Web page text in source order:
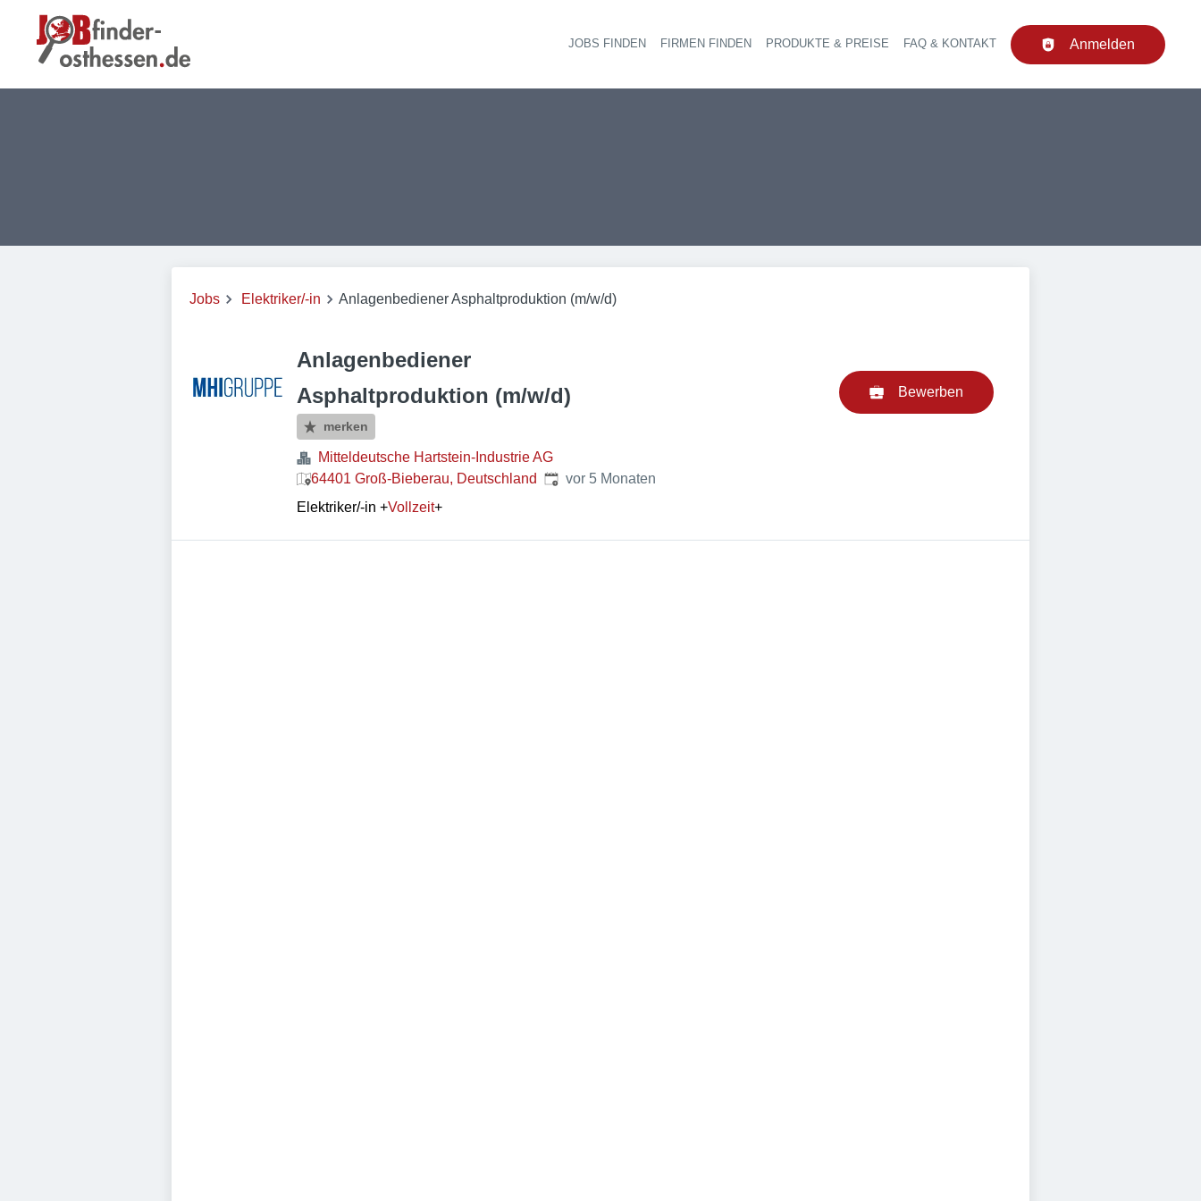
Haupt-Navigation
JOBS FINDEN FIRMEN FINDEN PRODUKTE & PREISE FAQ & KONTAKT Anmelden
Jobs Elektriker/-in Anlagenbediener Asphaltproduktion (m/w/d)
Anlagenbediener
Asphaltproduktion (m/w/d)
merken
Mitteldeutsche Hartstein-Industrie AG
64401 Groß-Bieberau, Deutschland Veröffentlicht:
vor 5 Monaten
Elektriker/-in +Vollzeit+
Bewerben